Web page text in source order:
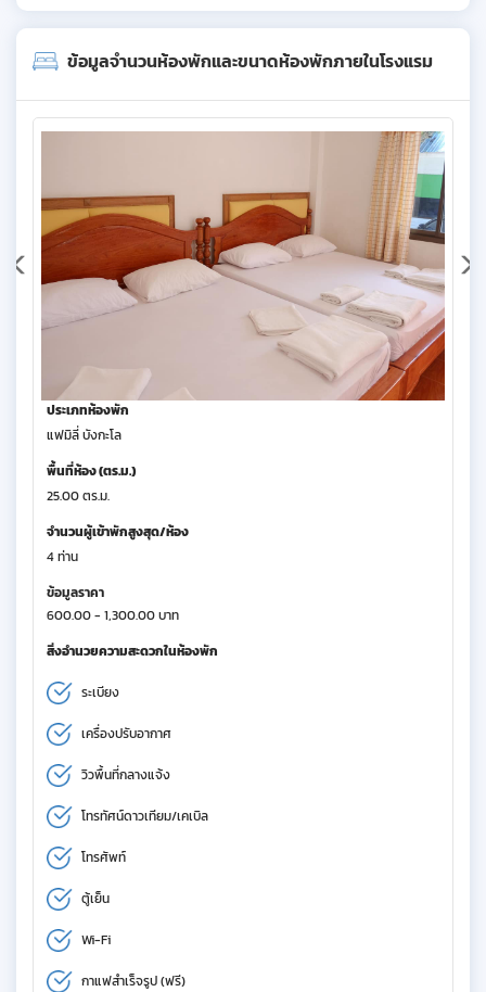
ข้อมูลจำนวนห้องพักและขนาดห้องพักภายในโรงแรม
ประเภทห้องพัก
แฟมิลี่ บังกะโล
พื้นที่ห้อง (ตร.ม.)
25.00 ตร.ม.
จำนวนผู้เข้าพักสูงสุด/ห้อง
4 ท่าน
ข้อมูลราคา
600.00 - 1,300.00 บาท
สิ่งอำนวยความสะดวกในห้องพัก
ระเบียง
เครื่องปรับอากาศ
วิวพื้นที่กลางแจ้ง
โทรทัศน์ดาวเทียม/เคเบิล
โทรศัพท์
ตู้เย็น
Wi-Fi
กาแฟสำเร็จรูป (ฟรี)